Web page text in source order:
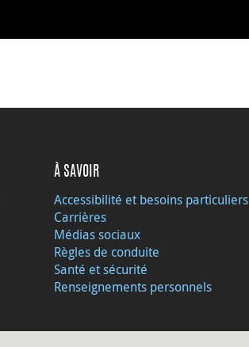
À SAVOIR
Accessibilité et besoins particuliers
Carrières
Médias sociaux
Règles de conduite
Santé et sécurité
Renseignements personnels